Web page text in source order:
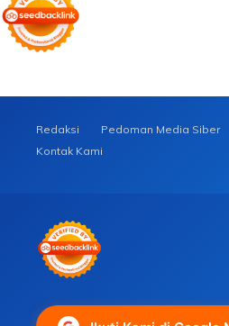
Redaksi Pedoman Media Siber
Kontak Kami